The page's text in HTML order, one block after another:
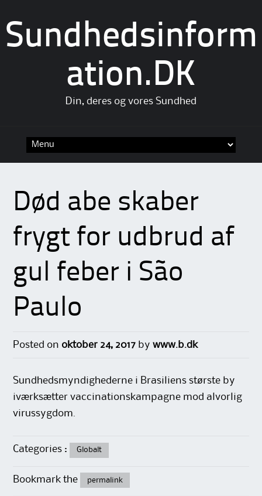
Sundhedsinform
ation.DK
Din, deres og vores Sundhed
Død abe skaber
frygt for udbrud af
gul feber i São
Paulo
Posted on oktober 24, 2017 bywww.b.dk
Sundhedsmyndighederne i Brasiliens største by
iværksætter vaccinationskampagne mod alvorlig
virussygdom.
Categories : Globalt
Bookmark the permalink